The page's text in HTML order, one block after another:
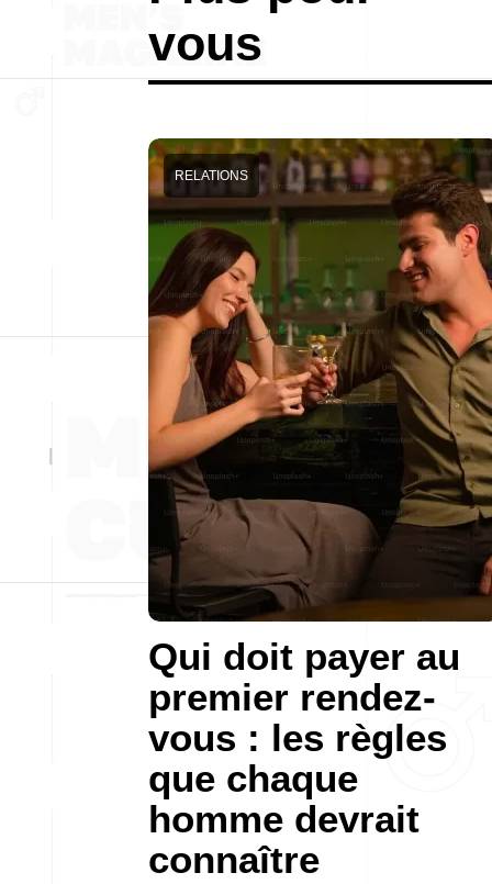
vous
Qui doit payer au
premier rendez-
vous : les règles
que chaque
homme devrait
connaître
RELATIONS